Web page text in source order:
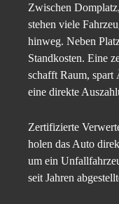
Zwischen
stehen viele
hinweg. Neben
Standkosten. Eine
schafft Raum,
eine direkte
Zertifizierte
holen das Auto
um ein
seit Jahren